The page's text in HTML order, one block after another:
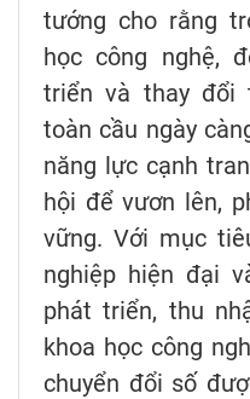
tướng cho rằng
học công nghệ,
triển và thay đổi
toàn cầu ngày
năng lực cạnh
hội để vươn lên,
vững. Với mục
nghiệp hiện đại
phát triển, thu
khoa học công
chuyển đổi số